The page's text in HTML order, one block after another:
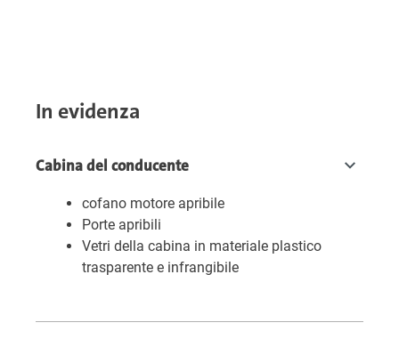
In evidenza
Cabina del conducente
cofano motore apribile
Porte apribili
Vetri della cabina in materiale plastico
trasparente e infrangibile